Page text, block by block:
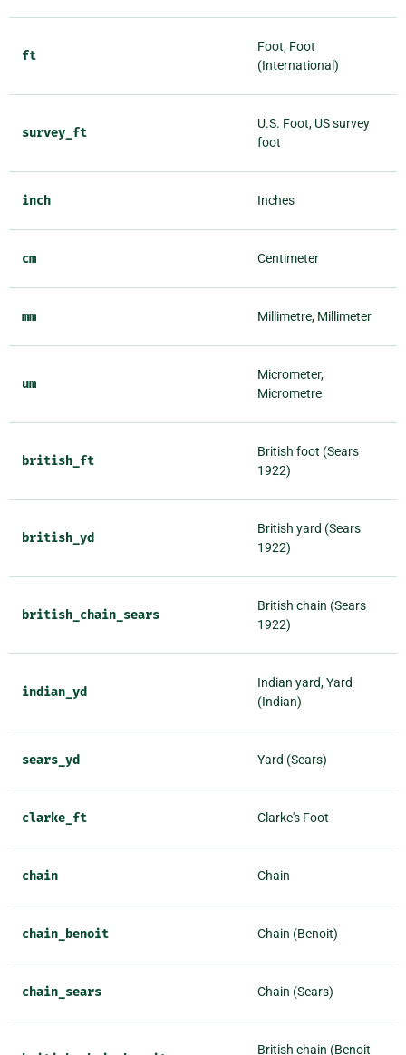
ft
Foot, Foot
(International)
survey_ft
U.S. Foot, US survey
foot
inch Inches
cm Centimeter
mm Millimetre, Millimeter
um
Micrometer,
Micrometre
british_ft
British foot (Sears
1922)
british_yd
British yard (Sears
1922)
british_chain_sears
British chain (Sears
1922)
indian_yd
Indian yard, Yard
(Indian)
sears_yd Yard (Sears)
clarke_ft Clarke's Foot
chain Chain
chain_benoit Chain (Benoit)
chain_sears Chain (Sears)
British chain (Benoit